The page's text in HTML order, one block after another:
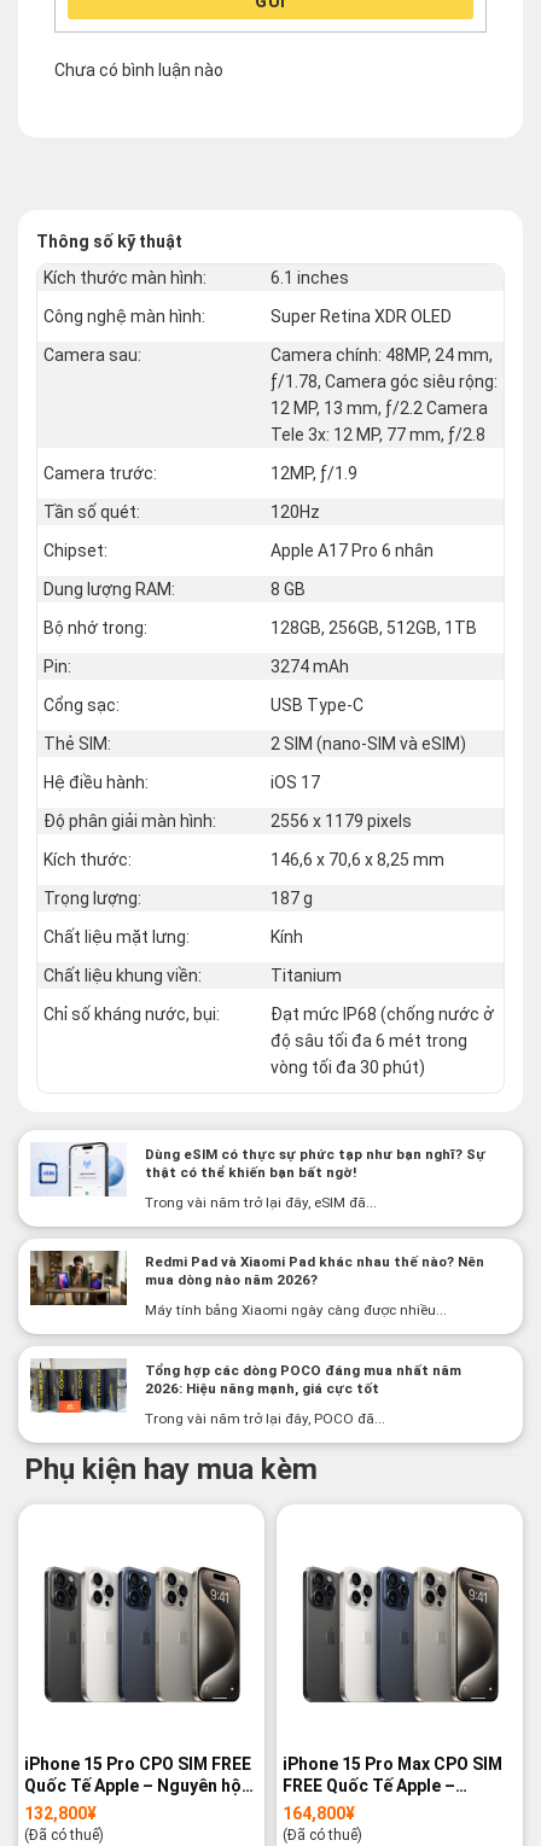
Chưa có bình luận nào
Thông số kỹ thuật
Kích thước màn hình:
6.1 inches
Công nghệ màn hình:
Super Retina XDR OLED
Camera sau:
Camera chính: 48MP, 24 mm,
ƒ/1.78, Camera góc siêu rộng:
12 MP, 13 mm, ƒ/2.2 Camera
Tele 3x: 12 MP, 77 mm, ƒ/2.8
Camera trước:
12MP, ƒ/1.9
Tần số quét:
120Hz
Chipset:
Apple A17 Pro 6 nhân
Dung lượng RAM:
8 GB
Bộ nhớ trong:
128GB, 256GB, 512GB, 1TB
Pin:
3274 mAh
Cổng sạc:
USB Type-C
Thẻ SIM:
2 SIM (nano‑SIM và eSIM)
Hệ điều hành:
iOS 17
Độ phân giải màn hình:
2556 x 1179 pixels
Kích thước:
146,6 x 70,6 x 8,25 mm
Trọng lượng:
187 g
Chất liệu mặt lưng:
Kính
Chất liệu khung viền:
Titanium
Chỉ số kháng nước, bụi:
Đạt mức IP68 (chống nước ở
độ sâu tối đa 6 mét trong
vòng tối đa 30 phút)
Dùng eSIM có thực sự phức tạp như bạn nghĩ? Sự
thật có thể khiến bạn bất ngờ!
Trong vài năm trở lại đây, eSIM đã...
Redmi Pad và Xiaomi Pad khác nhau thế nào? Nên
mua dòng nào năm 2026?
Máy tính bảng Xiaomi ngày càng được nhiều...
Tổng hợp các dòng POCO đáng mua nhất năm
2026: Hiệu năng mạnh, giá cực tốt
Trong vài năm trở lại đây, POCO đã...
Phụ kiện hay mua kèm
iPhone 15 Pro CPO SIM FREE
Quốc Tế Apple – Nguyên hộp
- Brandnew 100%
132,800¥
(Đã có thuế)
iPhone 15 Pro Max CPO SIM
FREE Quốc Tế Apple –
Nguyên hộp - Nguyên hộp
164,800¥
(Đã có thuế)